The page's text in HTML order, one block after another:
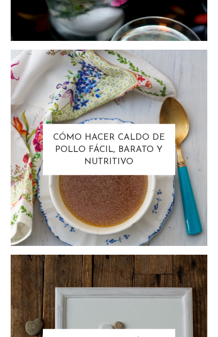
CÓMO HACER CALDO DE
POLLO FÁCIL, BARATO Y
NUTRITIVO